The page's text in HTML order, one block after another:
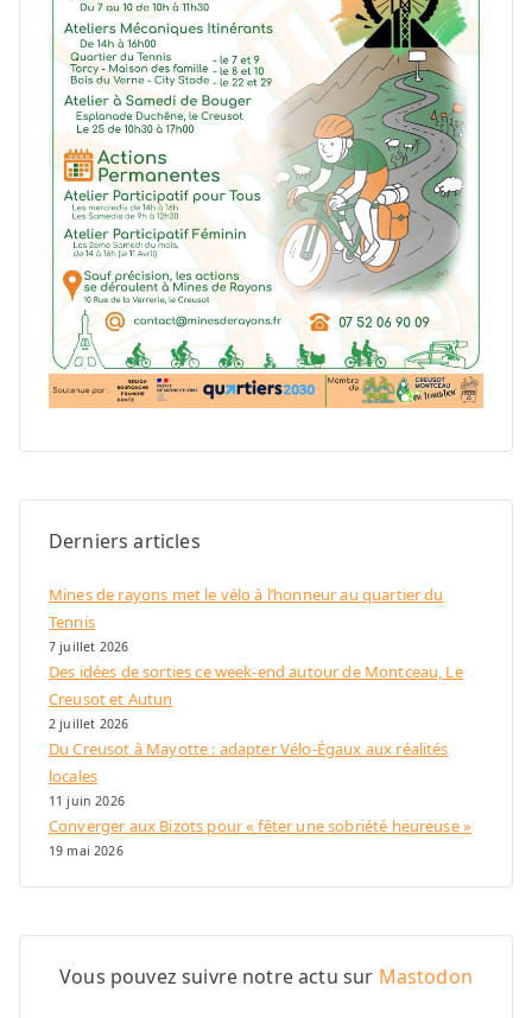
Derniers articles
Mines de rayons met le vélo à l’honneur au quartier du
Tennis
7 juillet 2026
Des idées de sorties ce week-end autour de Montceau, Le
Creusot et Autun
2 juillet 2026
Du Creusot à Mayotte : adapter Vélo-Égaux aux réalités
locales
11 juin 2026
Converger aux Bizots pour « fêter une sobriété heureuse »
19 mai 2026
Vous pouvez suivre notre actu sur Mastodon